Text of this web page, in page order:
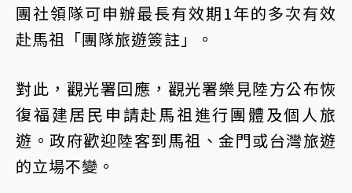
團社領隊可申辦最長有效期1年的多次有效
赴馬祖「團隊旅遊簽註」。
對此，觀光署回應，觀光署樂見陸方公布恢
復福建居民申請赴馬祖進行團體及個人旅
遊。政府歡迎陸客到馬祖、金門或台灣旅遊
的立場不變。